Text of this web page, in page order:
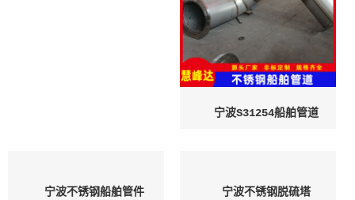
宁波S31254船舶管道
宁波不锈钢船舶管件 宁波不锈钢脱硫塔